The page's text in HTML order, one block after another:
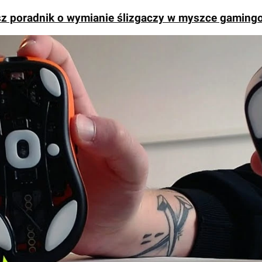
poradnik o wymianie ślizgaczy w myszce